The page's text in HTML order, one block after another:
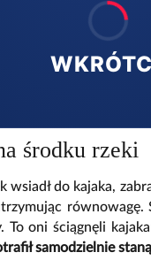
środku rzeki
do kajaka,
równowagę.
oni ściągnęli
samodzielnie